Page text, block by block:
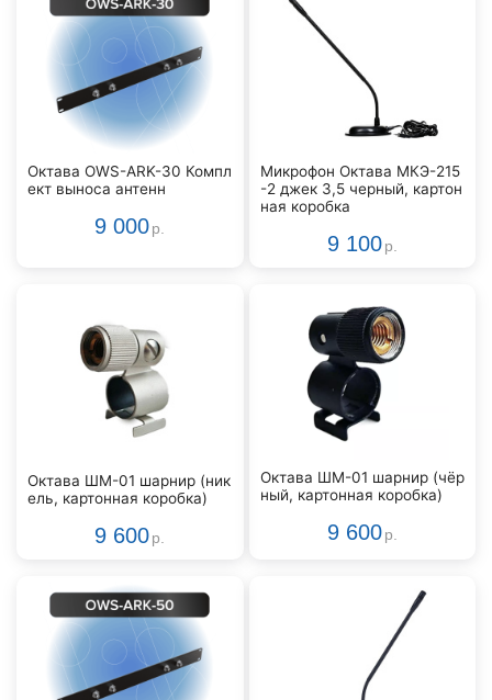
Октава OWS-ARK-30 Компл
ект выноса антенн
9 000 р.
Микрофон Октава МКЭ-215
-2 джек 3,5 черный, картон
ная коробка
9 100 р.
Октава ШМ-01 шарнир (ник
ель, картонная коробка)
9 600 р.
Октава ШМ-01 шарнир (чёр
ный, картонная коробка)
9 600 р.